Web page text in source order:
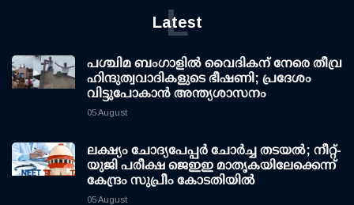
Latest
L
പശ്ചിമ ബംഗാളിൽ വൈദികന് നേരെ തീവ്ര
ഹിന്ദുത്വവാദികളുടെ ഭീഷണി; പ്രദേശം
വിട്ടുപോകാൻ അന്ത്യശാസനം
05 August
ലക്ഷ്യം ചോദ്യപേപ്പര്‍ ചോര്‍ച്ച തടയല്‍; നീറ്റ്-
യുജി പരീക്ഷ ജെഇഇ മാതൃകയിലേക്കെന്ന്
കേന്ദ്രം സുപ്രീം കോടതിയില്‍
05 August